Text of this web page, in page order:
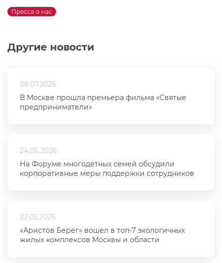
Другие новости
09.07.2026
В Москве прошла премьера фильма «Святые
предприниматели»
24.06.2026
На Форуме многодетных семей обсудили
корпоративные меры поддержки сотрудников
22.05.2026
«Аристов Берег» вошел в топ-7 экологичных
жилых комплексов Москвы и области
Пресса о нас